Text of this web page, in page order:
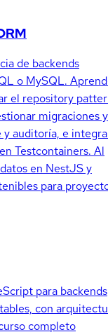
de backends
o MySQL.
el repository
migraciones y
auditoría, e
Testcontainers. Al
en NestJS y
para
para backends
con
completo